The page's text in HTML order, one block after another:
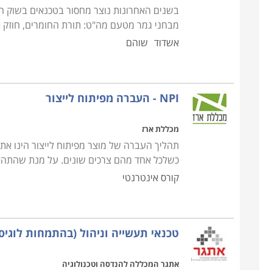
בשנים האחרונות נוצר מחסור בטכנאים
מבחני גמר מטעם מה"ט: תורת החומרים, חוזק
אשדוד שוהם
NPI - העברה מפיתוח לייצור
מכללת ארז
תהליך העברה של מוצר מפיתוח לייצור הינו
כשלכל אחד מהם צרכים שונים. על מנת
קורס אינטרנטי
טכנאי תעשייה וניהול (בהתמחות
אתגר המכללה להנדסה וטכנולוגיה